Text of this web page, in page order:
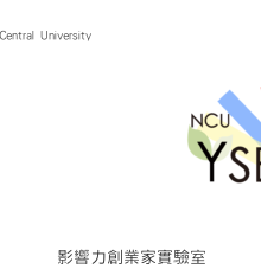
University
影響力創業家實驗室